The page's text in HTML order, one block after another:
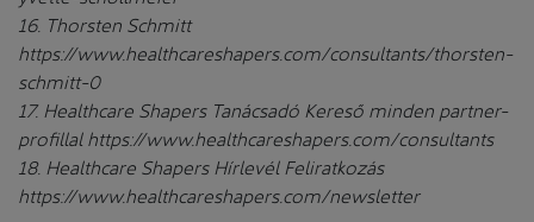
16. Thorsten Schmitt
https://www.healthcareshapers.com/consultants/thorsten-
schmitt-0
17. Healthcare Shapers Tanácsadó Kereső minden partner-
profillal https://www.healthcareshapers.com/consultants
18. Healthcare Shapers Hírlevél Feliratkozás
https://www.healthcareshapers.com/newsletter